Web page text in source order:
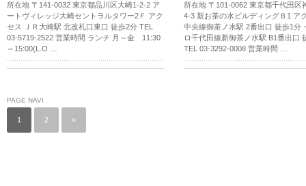
所在地 〒141-0032 東京都品川区大崎1-2-2 ア
ートヴィレッジ大崎セントラルタワー2Ｆ アク
セス ＪＲ大崎駅 北改札口東口 徒歩2分 TEL
03-5719-2522 営業時間 ランチ 月～金 11:30
～15:00(L.O …
所在地 〒101-0062 東京都千代田区
4-3 新お茶の水ビルディングＢ1 ア
中央線御茶ノ水駅 2番出口 徒歩1分
ロ千代田線新御茶ノ水駅 B1番出口
TEL 03-3292-0008 営業時間 …
PAGE NAVI
1 2 »